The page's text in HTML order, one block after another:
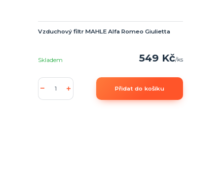
Vzduchový filtr MAHLE Alfa Romeo Giulietta
549 Kč/ks
Skladem
Přidat do košíku